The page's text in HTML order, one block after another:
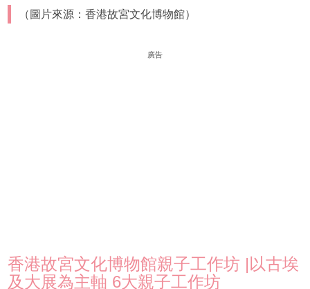
（圖片來源：香港故宮文化博物館）
廣告
香港故宮文化博物館親子工作坊 |以古埃
及大展為主軸 6大親子工作坊